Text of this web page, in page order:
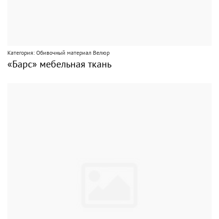
Категория: Обивочный материал Велюр
«Барс» мебельная ткань